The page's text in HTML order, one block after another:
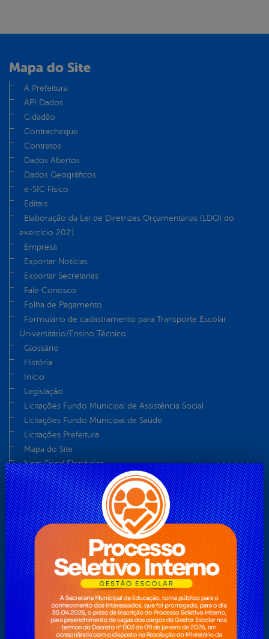
Mapa do Site
A Prefeitura
API Dados
Cidadão
Contracheque
Contratos
Dados Abertos
Dados Geográficos
e-SIC Físico
Editais
Elaboração da Lei de Diretrizes Orçamentárias (LDO) do
exercício 2021
Empresa
Exportar Notícias
Exportar Secretarias
Fale Conosco
Folha de Pagamento
Formulário de cadastramento para Transporte Escolar
Universitário/Ensino Técnico
Glossário
História
Início
Legislação
Licitações Fundo Municipal de Assistência Social
Licitações Fundo Municipal de Saúde
Licitações Prefeitura
Mapa do Site
Nota Fiscal Eletrônica
Notícias
O Prefeito
Ouvidoria
Perguntas Frequentes
Pesquisa
Pesquisas
Plano Nacional Aldir Blanc – PNAB
Servidor
Teclas de Acessibilidades
Telefones Úteis
Telefones Úteis
Transparência 2